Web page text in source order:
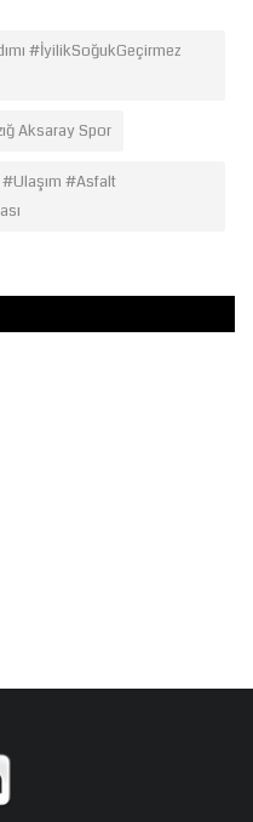
#İyilikSoğukGeçirmez
Aksaray Spor
#Asfalt